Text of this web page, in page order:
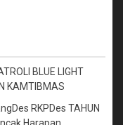
BLUE LIGHT
KAMTIBMAS
RKPDes TAHUN